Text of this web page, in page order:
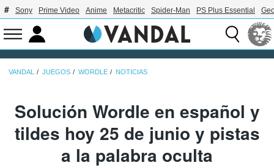
Sony Prime Video Anime Metacritic Spider-Man PS Plus Essential
VANDAL JUEGOS WORDLE NOTICIAS
Solución Wordle en español y
tildes hoy 25 de junio y pistas
a la palabra oculta